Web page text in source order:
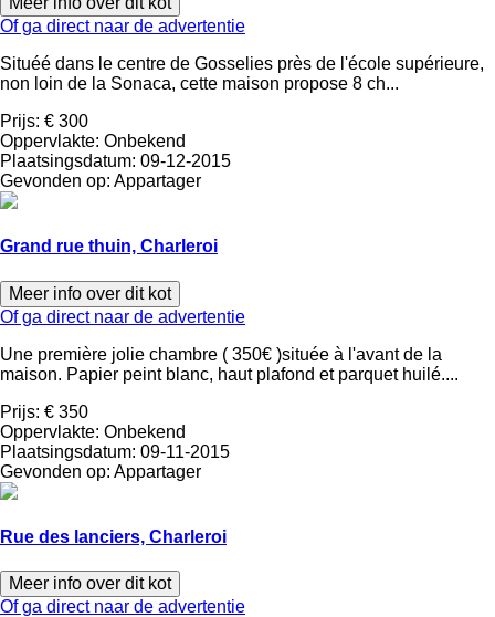
Of ga direct naar de advertentie
Situéé dans le centre de Gosselies près de l'école supérieure,
non loin de la Sonaca, cette maison propose 8 ch...
Prijs: € 300
Oppervlakte: Onbekend
Plaatsingsdatum: 09-12-2015
Gevonden op: Appartager
Grand rue thuin, Charleroi
Meer info over dit kot
Of ga direct naar de advertentie
Une première jolie chambre ( 350€ )située à l'avant de la
maison. Papier peint blanc, haut plafond et parquet huilé....
Prijs: € 350
Oppervlakte: Onbekend
Plaatsingsdatum: 09-11-2015
Gevonden op: Appartager
Rue des lanciers, Charleroi
Meer info over dit kot
Of ga direct naar de advertentie